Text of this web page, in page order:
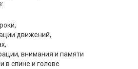
движений,
внимания и памяти
в спине и голове